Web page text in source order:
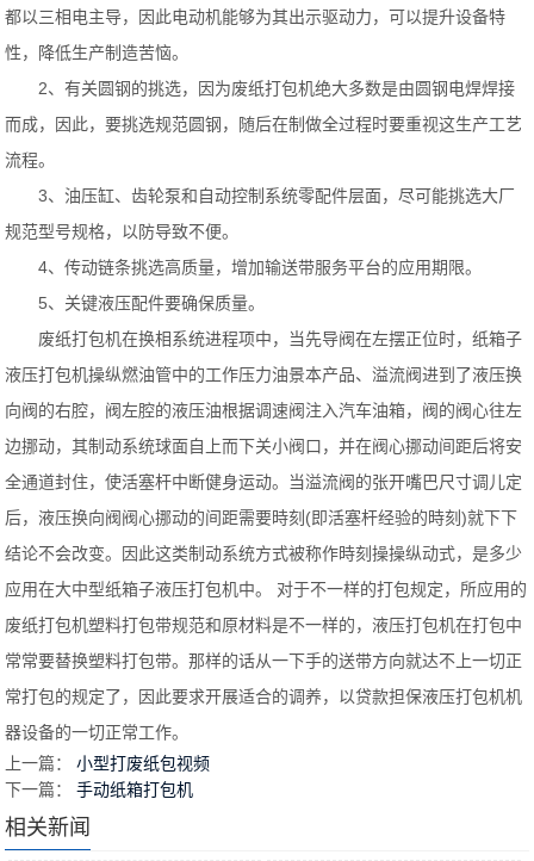
都以三相电主导，因此电动机能够为其出示驱动力，可以提升设备特
性，降低生产制造苦恼。
2、有关圆钢的挑选，因为废纸打包机绝大多数是由圆钢电焊焊接
而成，因此，要挑选规范圆钢，随后在制做全过程时要重视这生产工艺
流程。
3、油压缸、齿轮泵和自动控制系统零配件层面，尽可能挑选大厂
规范型号规格，以防导致不便。
4、传动链条挑选高质量，增加输送带服务平台的应用期限。
5、关键液压配件要确保质量。
废纸打包机在换相系统进程项中，当先导阀在左摆正位时，纸箱子
液压打包机操纵燃油管中的工作压力油景本产品、溢流阀进到了液压换
向阀的右腔，阀左腔的液压油根据调速阀注入汽车油箱，阀的阀心往左
边挪动，其制动系统球面自上而下关小阀口，并在阀心挪动间距后将安
全通道封住，使活塞杆中断健身运动。当溢流阀的张开嘴巴尺寸调儿定
后，液压换向阀阀心挪动的间距需要時刻(即活塞杆经验的時刻)就下下
结论不会改变。因此这类制动系统方式被称作時刻操操纵动式，是多少
应用在大中型纸箱子液压打包机中。 对于不一样的打包规定，所应用的
废纸打包机塑料打包带规范和原材料是不一样的，液压打包机在打包中
常常要替换塑料打包带。那样的话从一下手的送带方向就达不上一切正
常打包的规定了，因此要求开展适合的调养，以贷款担保液压打包机机
器设备的一切正常工作。
上一篇：小型打废纸包视频
下一篇：手动纸箱打包机
相关新闻